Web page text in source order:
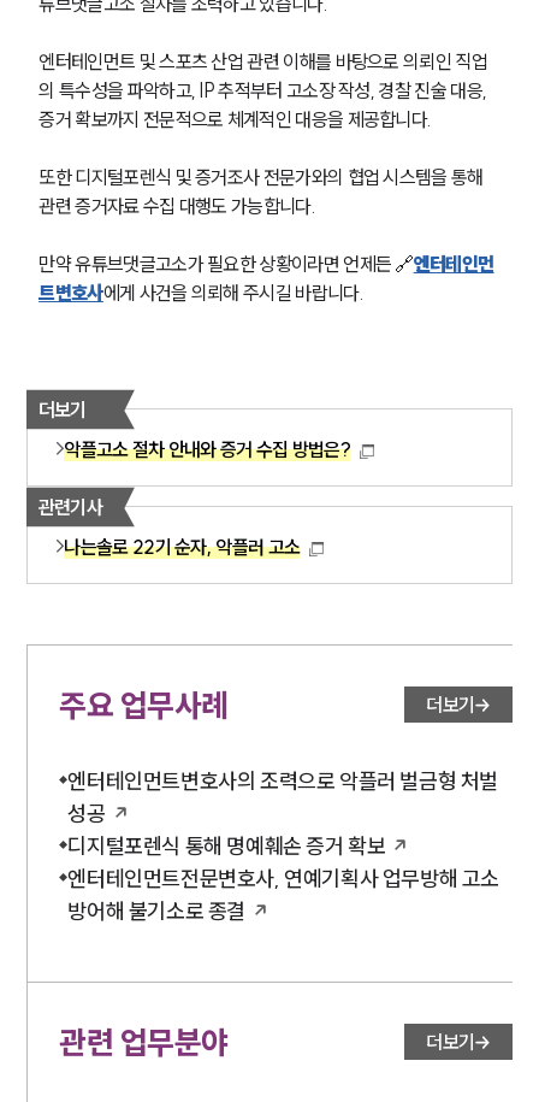
엔터테인먼트 및 스포츠 산업 관련 이해를 바탕으로 의뢰인 직업
의 특수성을 파악하고, IP 추적부터 고소장 작성, 경찰 진술 대응,
증거 확보까지 전문적으로 체계적인 대응을 제공합니다.
또한 디지털포렌식 및 증거조사 전문가와의 협업 시스템을 통해
관련 증거자료 수집 대행도 가능합니다.
만약 유튜브댓글고소가 필요한 상황이라면 언제든 🔗엔터테인먼
트변호사에게 사건을 의뢰해 주시길 바랍니다.
더보기
악플고소 절차 안내와 증거 수집 방법은?
관련기사
나는솔로 22기 순자, 악플러 고소
주요 업무사례 더보기
엔터테인먼트변호사의 조력으로 악플러 벌금형 처벌
성공
디지털포렌식 통해 명예훼손 증거 확보
엔터테인먼트전문변호사, 연예기획사 업무방해 고소
방어해 불기소로 종결
관련 업무분야 더보기